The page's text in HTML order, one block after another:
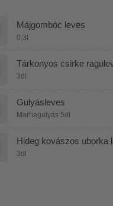
Májgombóc leves
0,3l
Tárkonyos csirke
3dl
Gulyásleves
Marhagulyás 5dl
Hideg kovászos uborka
garnélával
3dl